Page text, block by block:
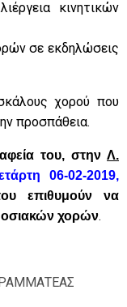
κινητικών
σε εκδηλώσεις
χορού που
προσπάθεια.
του, στηνΛ.
06-02-2019,
επιθυμούν να
χορών.